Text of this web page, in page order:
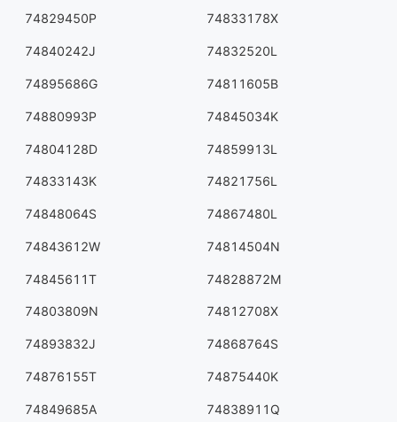
74829450P 74833178X
74840242J 74832520L
74895686G 74811605B
74880993P 74845034K
74804128D 74859913L
74833143K 74821756L
74848064S 74867480L
74843612W 74814504N
74845611T 74828872M
74803809N 74812708X
74893832J 74868764S
74876155T 74875440K
74849685A 74838911Q